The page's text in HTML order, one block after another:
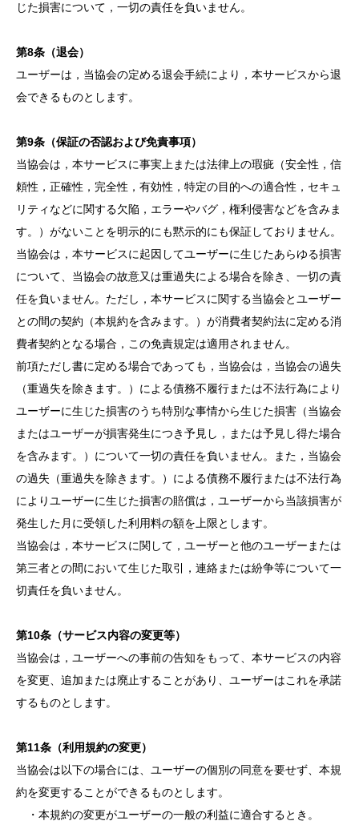
じた損害について，一切の責任を負いません。
第8条（退会）
ユーザーは，当協会の定める退会手続により，本サービスから退
会できるものとします。
第9条（保証の否認および免責事項）
当協会は，本サービスに事実上または法律上の瑕疵（安全性，信
頼性，正確性，完全性，有効性，特定の目的への適合性，セキュ
リティなどに関する欠陥，エラーやバグ，権利侵害などを含みま
す。）がないことを明示的にも黙示的にも保証しておりません。
当協会は，本サービスに起因してユーザーに生じたあらゆる損害
について、当協会の故意又は重過失による場合を除き、一切の責
任を負いません。ただし，本サービスに関する当協会とユーザー
との間の契約（本規約を含みます。）が消費者契約法に定める消
費者契約となる場合，この免責規定は適用されません。
前項ただし書に定める場合であっても，当協会は，当協会の過失
（重過失を除きます。）による債務不履行または不法行為により
ユーザーに生じた損害のうち特別な事情から生じた損害（当協会
またはユーザーが損害発生につき予見し，または予見し得た場合
を含みます。）について一切の責任を負いません。また，当協会
の過失（重過失を除きます。）による債務不履行または不法行為
によりユーザーに生じた損害の賠償は，ユーザーから当該損害が
発生した月に受領した利用料の額を上限とします。
当協会は，本サービスに関して，ユーザーと他のユーザーまたは
第三者との間において生じた取引，連絡または紛争等について一
切責任を負いません。
第10条（サービス内容の変更等）
当協会は，ユーザーへの事前の告知をもって、本サービスの内容
を変更、追加または廃止することがあり、ユーザーはこれを承諾
するものとします。
第11条（利用規約の変更）
当協会は以下の場合には、ユーザーの個別の同意を要せず、本規
約を変更することができるものとします。
・本規約の変更がユーザーの一般の利益に適合するとき。